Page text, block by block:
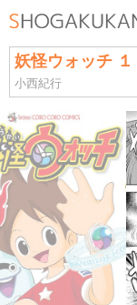
妖怪ウォッチ １
小西紀行